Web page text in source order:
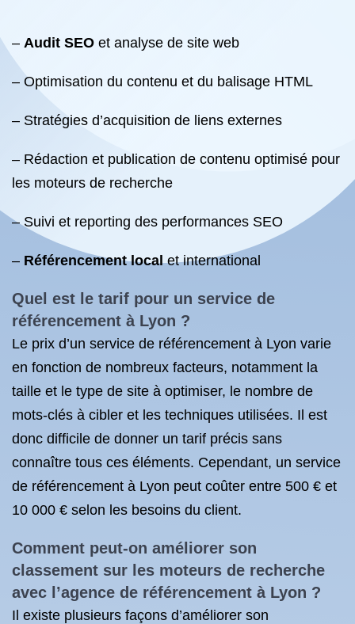
– Audit SEO et analyse de site web
– Optimisation du contenu et du balisage HTML
– Stratégies d’acquisition de liens externes
– Rédaction et publication de contenu optimisé pour
les moteurs de recherche
– Suivi et reporting des performances SEO
– Référencement localet international
Quel est le tarif pour un service de
référencement à Lyon ?
Le prix d’un service de référencement à Lyon varie
en fonction de nombreux facteurs, notamment la
taille et le type de site à optimiser, le nombre de
mots-clés à cibler et les techniques utilisées. Il est
donc difficile de donner un tarif précis sans
connaître tous ces éléments. Cependant, un service
de référencement à Lyon peut coûter entre 500 € et
10 000 € selon les besoins du client.
Comment peut-on améliorer son
classement sur les moteurs de recherche
avec l’agence de référencement à Lyon ?
Il existe plusieurs façons d’améliorer son